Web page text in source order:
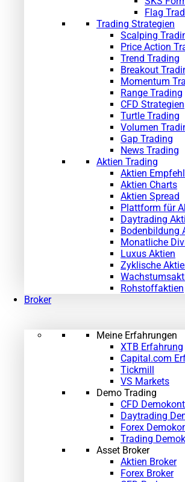
Flag
Trading Strategien
Scalping
Price Action
Trend Trading
Breakout
Momentum
Range Trading
CFD Strategien
Turtle Trading
Volumen
Gap Trading
News Trading
Aktien Trading
Aktien
Aktien Charts
Aktien Spread
Plattform für
Daytrading
Bodenbildung
Monatliche
Luxus Aktien
Zyklische
Rohstoffaktien
Broker
Meine Erfahrungen
XTB Erfahrung
Capital.com
Tickmill
VS Markets
Demo Trading
CFD
Daytrading
Forex
Trading
Asset Broker
Aktien Broker
Forex Broker